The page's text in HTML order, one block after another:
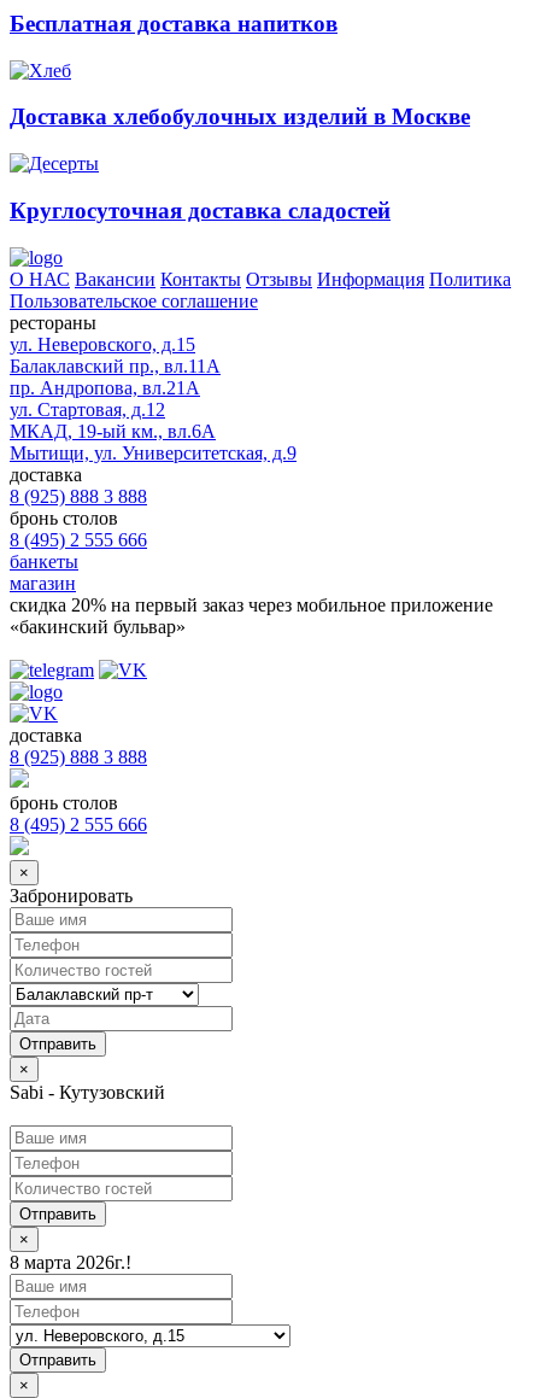
Бесплатная доставка напитков
Доставка хлебобулочных изделий в Москве
Круглосуточная доставка сладостей
О НАС Вакансии Контакты Отзывы Информация Политика
Пользовательское соглашение
рестораны
ул. Неверовского, д.15
Балаклавский пр., вл.11А
пр. Андропова, вл.21А
ул. Стартовая, д.12
МКАД, 19-ый км., вл.6А
Мытищи, ул. Университетская, д.9
доставка
8 (925) 888 3 888
бронь столов
8 (495) 2 555 666
банкеты
магазин
скидка 20% на первый заказ через мобильное приложение
«бакинский бульвар»
доставка
8 (925) 888 3 888
бронь столов
8 (495) 2 555 666
×
Забронировать
×
Sabi - Кутузовский
Отправить
×
8 марта 2026г.!
Отправить
×